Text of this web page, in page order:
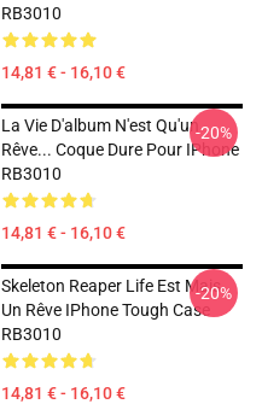
RB3010
14,81 € - 16,10 €
La Vie D'album N'est Qu'un
Rêve... Coque Dure Pour IPhone
RB3010
14,81 € - 16,10 €
-20%
Skeleton Reaper Life Est Mais
Un Rêve IPhone Tough Case
RB3010
14,81 € - 16,10 €
-20%